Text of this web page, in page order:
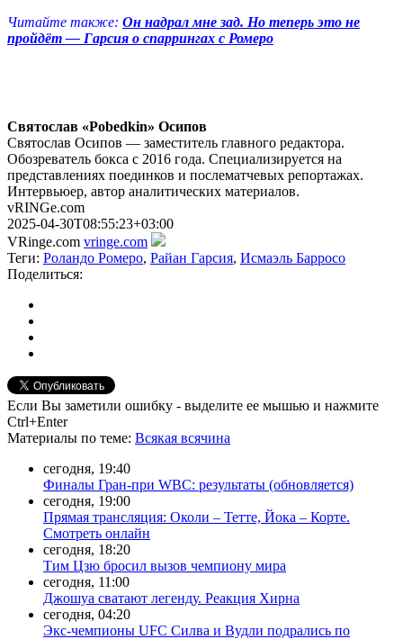
Читайте также: Он надрал мне зад. Но теперь это не
пройдёт — Гарсия о спаррингах с Ромеро
Святослав «Pobedkin» Осипов
Святослав Осипов — заместитель главного редактора.
Обозреватель бокса с 2016 года. Специализируется на
представлениях поединков и послематчевых репортажах.
Интервьюер, автор аналитических материалов.
vRINGe.com
2025-04-30T08:55:23+03:00
VRinge.com vringe.com
Теги: Роландо Ромеро, Райан Гарсия, Исмаэль Барросо
Поделиться:
Если Вы заметили ошибку - выделите ее мышью и нажмите
Ctrl+Enter
Материалы по теме: Всякая всячина
сегодня, 19:40
Финалы Гран-при WBC: результаты (обновляется)
сегодня, 19:00
Прямая трансляция: Околи – Тетте, Йока – Корте.
Смотреть онлайн
сегодня, 18:20
Тим Цзю бросил вызов чемпиону мира
сегодня, 11:00
Джошуа сватают легенду. Реакция Хирна
сегодня, 04:20
Экс-чемпионы UFC Силва и Вудли подрались по